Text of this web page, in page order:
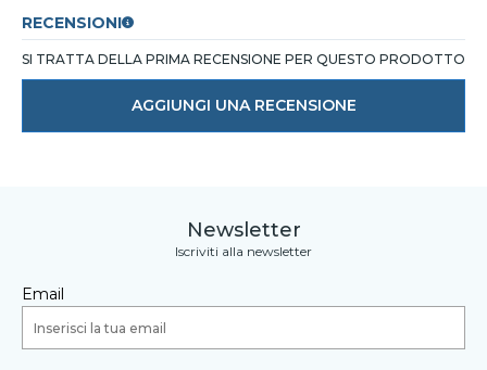
RECENSIONI
SI TRATTA DELLA PRIMA RECENSIONE PER QUESTO PRODOTTO
AGGIUNGI UNA RECENSIONE
Newsletter
Iscriviti alla newsletter
Email